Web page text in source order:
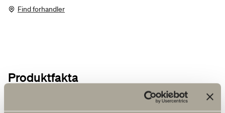
Find forhandler
Produktfakta